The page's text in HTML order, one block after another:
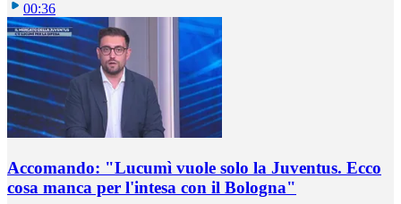
00:36
Accomando: "Lucumì vuole solo la Juventus. Ecco
cosa manca per l'intesa con il Bologna"